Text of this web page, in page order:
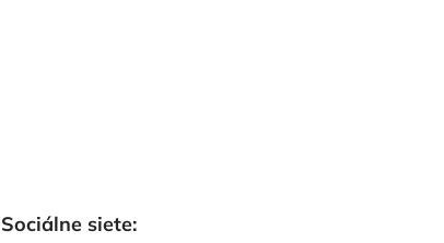
Sociálne siete: